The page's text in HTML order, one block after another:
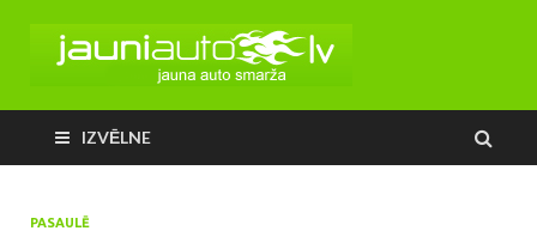
IZVĒLNE
PASAULĒ